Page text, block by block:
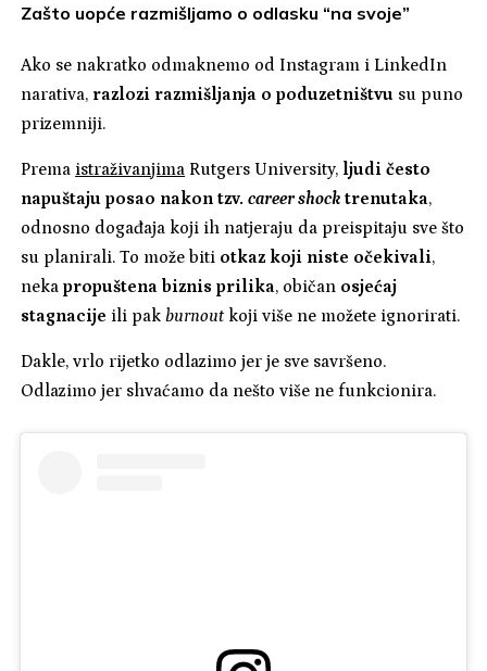
Zašto uopće razmišljamo o odlasku “na svoje”
Ako se nakratko odmaknemo od Instagram i LinkedIn
narativa, razlozi razmišljanja o poduzetništvu su puno
prizemniji.
Prema istraživanjima Rutgers University, ljudi često
napuštaju posao nakon tzv.career shock trenutaka,
odnosno događaja koji ih natjeraju da preispitaju sve što
su planirali. To može biti otkaz koji niste očekivali,
nekapropuštena biznis prilika, običan osjećaj
stagnacije ili pakburnoutkoji više ne možete ignorirati.
Dakle, vrlo rijetko odlazimo jer je sve savršeno.
Odlazimo jer shvaćamo da nešto više ne funkcionira.